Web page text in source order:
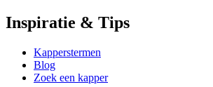
Inspiratie & Tips
Kapperstermen
Blog
Zoek een kapper